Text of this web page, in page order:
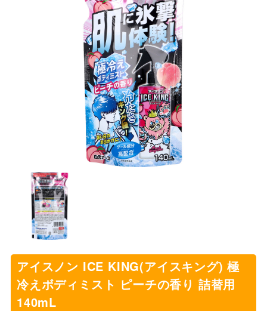
アイスノン ICE KING(アイスキング) 極
冷えボディミスト ピーチの香り 詰替用
140mL